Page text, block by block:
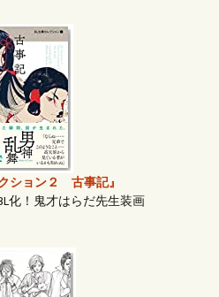
ション２ 古事記』
化！鬼才はらだ先生装画